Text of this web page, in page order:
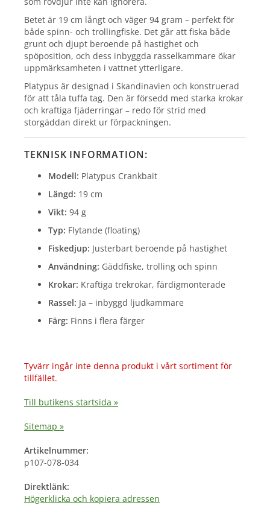
Betet är 19 cm långt och väger 94 gram – perfekt för
både spinn- och trollingfiske. Det går att fiska både
grunt och djupt beroende på hastighet och
spöposition, och dess inbyggda rasselkammare ökar
uppmärksamheten i vattnet ytterligare.
Platypus är designad i Skandinavien och konstruerad
för att tåla tuffa tag. Den är försedd med starka krokar
och kraftiga fjäderringar – redo för strid med
storgäddan direkt ur förpackningen.
TEKNISK INFORMATION:
Modell: Platypus Crankbait
Längd: 19 cm
Vikt: 94 g
Typ: Flytande (floating)
Fiskedjup: Justerbart beroende på hastighet
Användning: Gäddfiske, trolling och spinn
Krokar: Kraftiga trekrokar, färdigmonterade
Rassel: Ja – inbyggd ljudkammare
Färg: Finns i flera färger
Tyvärr ingår inte denna produkt i vårt sortiment för
tillfället.
Till butikens startsida »
Sitemap »
Artikelnummer:
p107-078-034
Direktlänk:
Högerklicka och kopiera adressen